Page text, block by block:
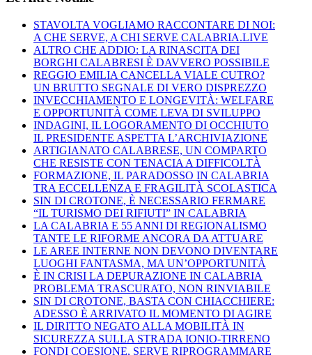
STAVOLTA VOGLIAMO RACCONTARE DI NOI:
A CHE SERVE, A CHI SERVE CALABRIA.LIVE
ALTRO CHE ADDIO: LA RINASCITA DEI
BORGHI CALABRESI È DAVVERO POSSIBILE
REGGIO EMILIA CANCELLA VIALE CUTRO?
UN BRUTTO SEGNALE DI VERO DISPREZZO
INVECCHIAMENTO E LONGEVITÀ: WELFARE
E OPPORTUNITÀ COME LEVA DI SVILUPPO
INDAGINI, IL LOGORAMENTO DI OCCHIUTO
IL PRESIDENTE ASPETTA L’ARCHIVIAZIONE
ARTIGIANATO CALABRESE, UN COMPARTO
CHE RESISTE CON TENACIA A DIFFICOLTÀ
FORMAZIONE, IL PARADOSSO IN CALABRIA
TRA ECCELLENZA E FRAGILITÀ SCOLASTICA
SIN DI CROTONE, È NECESSARIO FERMARE
“IL TURISMO DEI RIFIUTI” IN CALABRIA
LA CALABRIA E 55 ANNI DI REGIONALISMO
TANTE LE RIFORME ANCORA DA ATTUARE
LE AREE INTERNE NON DEVONO DIVENTARE
LUOGHI FANTASMA, MA UN’OPPORTUNITÀ
È IN CRISI LA DEPURAZIONE IN CALABRIA
PROBLEMA TRASCURATO, NON RINVIABILE
SIN DI CROTONE, BASTA CON CHIACCHIERE:
ADESSO È ARRIVATO IL MOMENTO DI AGIRE
IL DIRITTO NEGATO ALLA MOBILITÀ IN
SICUREZZA SULLA STRADA IONIO-TIRRENO
FONDI COESIONE, SERVE RIPROGRAMMARE